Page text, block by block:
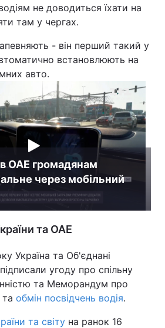
не доводиться їхати на
там у чергах.
- він перший такий у
встановлюють на
авто.
ОАЕ громадянам
через мобільний
та ОАЕ
Україна та Об'єднані
угоду про спільну
та Меморандум про
обмін посвідчень водія.
та світу на ранок 16